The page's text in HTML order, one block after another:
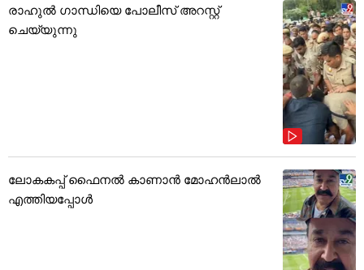
രാഹുൽ ഗാന്ധിയെ പോലീസ് അറസ്റ്റ്
ചെയ്യുന്നു
ലോകകപ്പ് ഫൈനൽ കാണാൻ മോഹൻലാൽ
എത്തിയപ്പോൾ